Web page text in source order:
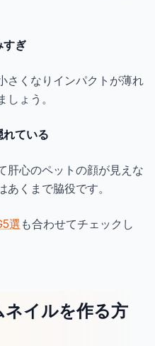
すぎ
さくなりインパクトが薄れ
ょう。
ている
肝心のペットの顔が見えな
くまで脇役です。
選も合わせてチェックし
イルを作る方